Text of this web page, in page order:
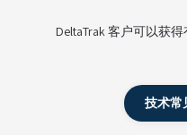
DeltaTrak 客户可以获
技术常